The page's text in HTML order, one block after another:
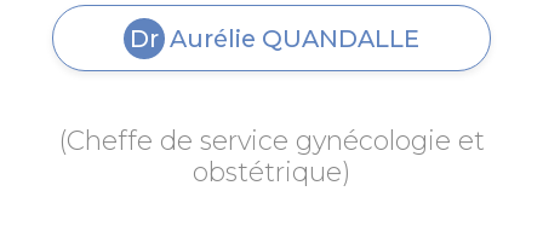
Dr Aurélie QUANDALLE
(Cheffe de service gynécologie et
obstétrique)